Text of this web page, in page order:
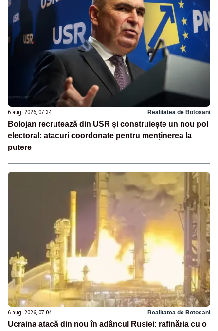
6 aug. 2026, 07:34 Realitatea de Botosani
Bolojan recrutează din USR și construiește un nou pol
electoral: atacuri coordonate pentru menținerea la
putere
6 aug. 2026, 07:04 Realitatea de Botosani
Ucraina atacă din nou în adâncul Rusiei: rafinăria cu o